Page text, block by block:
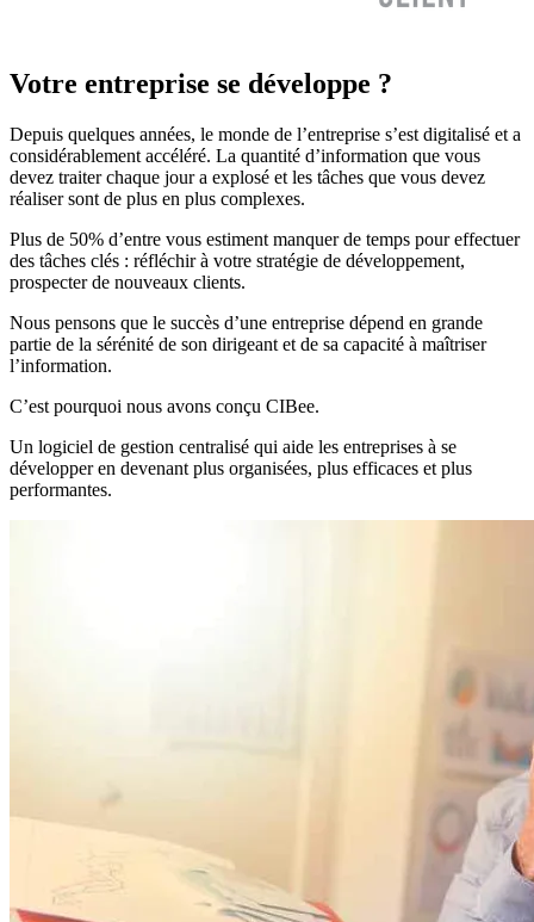
Votre entreprise se développe ?
Depuis quelques années, le monde de l’entreprise s’est digitalisé et a
considérablement accéléré. La quantité d’information que vous
devez traiter chaque jour a explosé et les tâches que vous devez
réaliser sont de plus en plus complexes.
Plus de 50% d’entre vous estiment manquer de temps pour effectuer
des tâches clés : réfléchir à votre stratégie de développement,
prospecter de nouveaux clients.
Nous pensons que le succès d’une entreprise dépend en grande
partie de la sérénité de son dirigeant et de sa capacité à maîtriser
l’information.
C’est pourquoi nous avons conçu CIBee.
Un logiciel de gestion centralisé qui aide les entreprises à se
développer en devenant plus organisées, plus efficaces et plus
performantes.